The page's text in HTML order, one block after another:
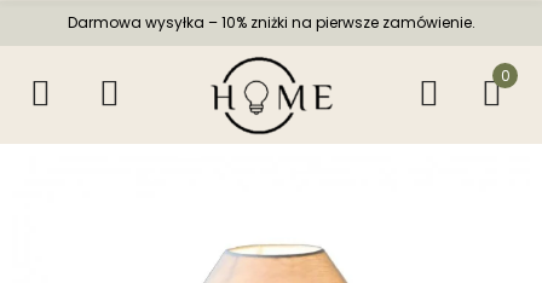
Darmowa wysyłka – 10% zniżki na pierwsze zamówienie.
0